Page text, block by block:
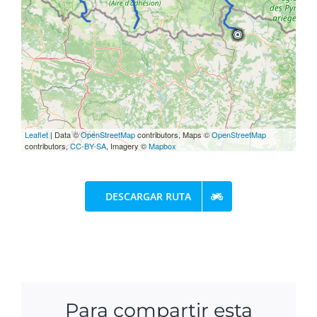
Leaflet | Data ©OpenStreetMapcontributors, Maps ©OpenStreetMap
contributors,CC-BY-SA, Imagery ©Mapbox
DESCARGAR RUTA
Para compartir esta